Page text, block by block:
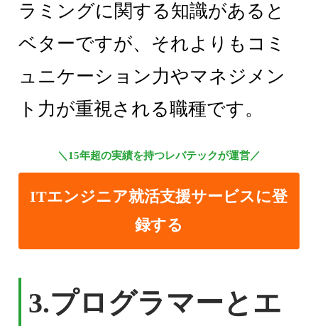
ラミングに関する知識があると
ベターですが、それよりもコミ
ュニケーション力やマネジメン
ト力が重視される職種です。
＼15年超の実績を持つレバテックが運営／
ITエンジニア就活支援サービスに登
録する
3.プログラマーとエ